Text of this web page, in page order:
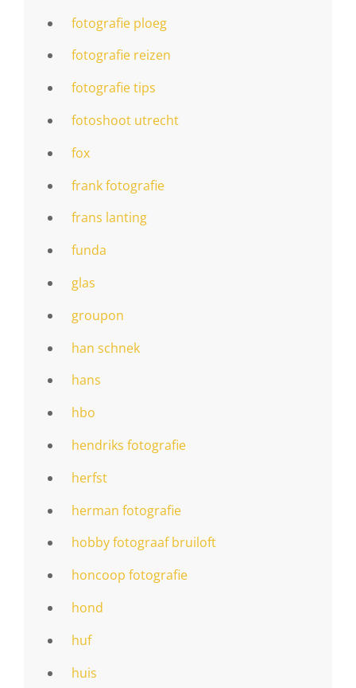
fotografie ploeg
fotografie reizen
fotografie tips
fotoshoot utrecht
fox
frank fotografie
frans lanting
funda
glas
groupon
han schnek
hans
hbo
hendriks fotografie
herfst
herman fotografie
hobby fotograaf bruiloft
honcoop fotografie
hond
huf
huis